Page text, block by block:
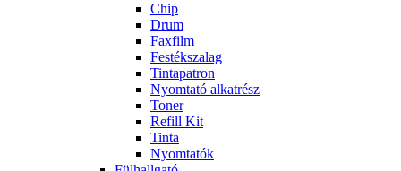
Chip
Drum
Faxfilm
Festékszalag
Tintapatron
Nyomtató alkatrész
Toner
Refill Kit
Tinta
Nyomtatók